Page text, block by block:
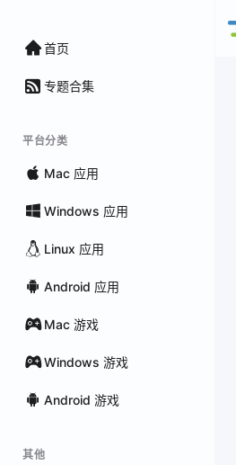
首页
专题合集
平台分类
Mac 应用
Windows 应用
Linux 应用
Android 应用
Mac 游戏
Windows 游戏
Android 游戏
其他